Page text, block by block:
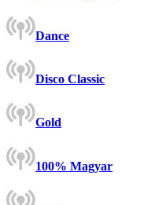
Dance
Disco Classic
Gold
100% Magyar